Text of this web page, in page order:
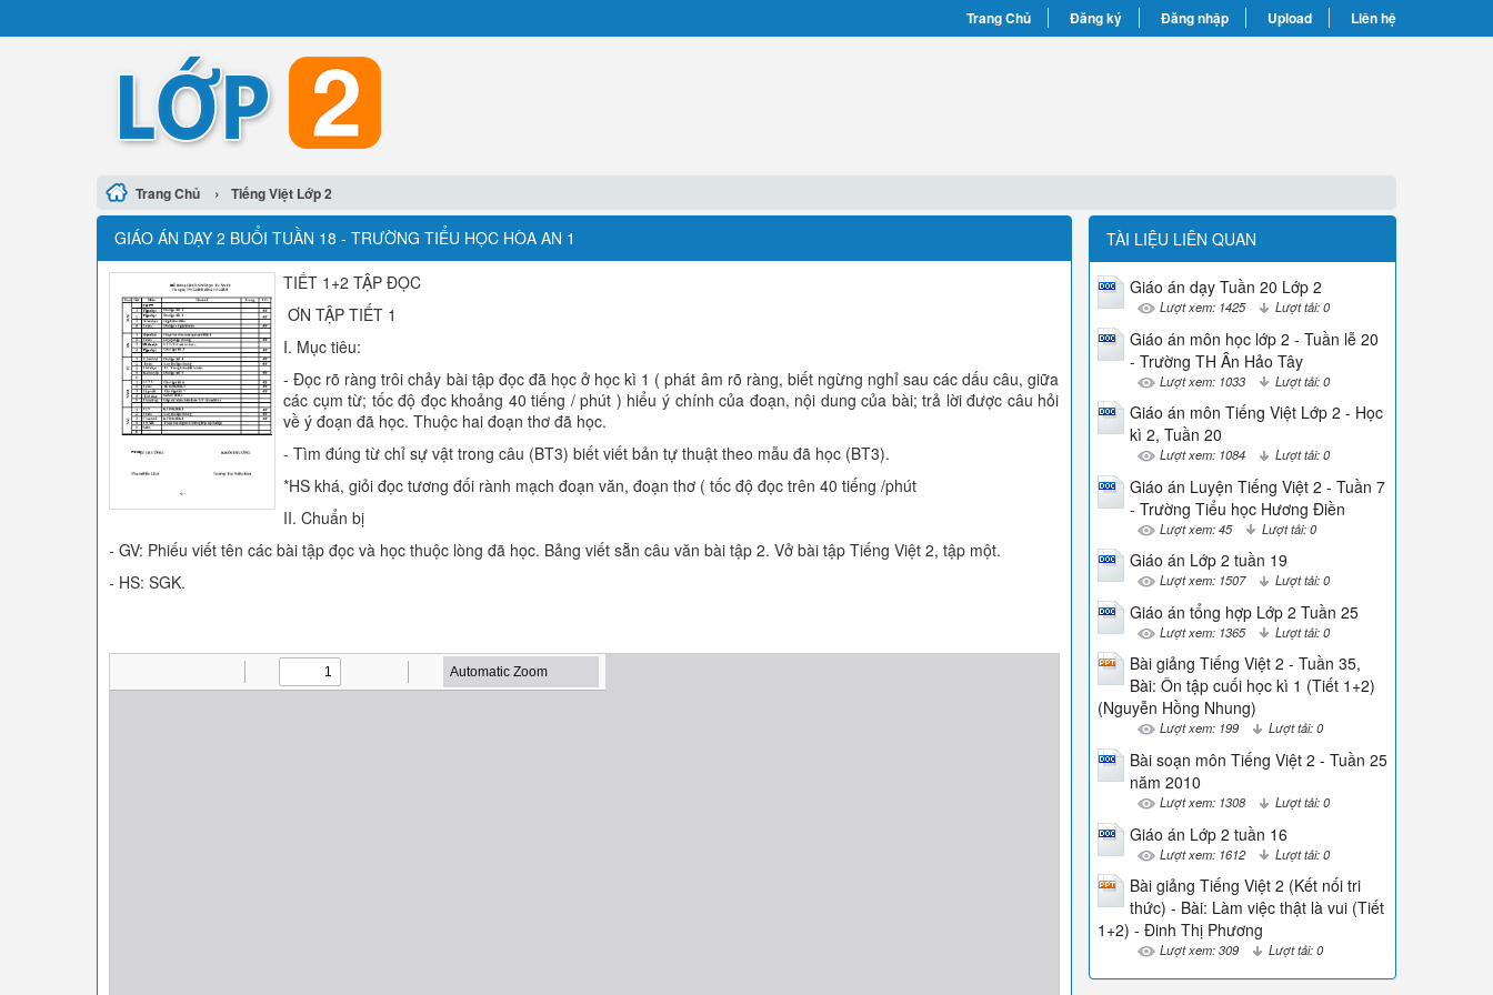
Trang Chủ Đăng ký Đăng nhập Upload Liên hệ
Trang Chủ › Tiếng Việt Lớp 2
GIÁO ÁN DẠY 2 BUỔI TUẦN 18 - TRƯỜNG TIỂU HỌC HÒA AN 1
TIẾT 1+2 TẬP ĐỌC
ƠN TẬP TIẾT 1
I. Mục tiêu:
- Đọc rõ ràng trôi chảy bài tập đọc đã học ở học kì 1 ( phát âm rõ ràng, biết ngừng nghỉ sau các dấu câu, giữa
các cụm từ; tốc độ đọc khoảng 40 tiếng / phút ) hiểu ý chính của đoạn, nội dung của bài; trả lời được câu hỏi
về ý đoạn đã học. Thuộc hai đoạn thơ đã học.
- Tìm đúng từ chỉ sự vật trong câu (BT3) biết viết bản tự thuật theo mẫu đã học (BT3).
*HS khá, giỏi đọc tương đối rành mạch đoạn văn, đoạn thơ ( tốc độ đọc trên 40 tiếng /phút
II. Chuẩn bị
- GV: Phiếu viết tên các bài tập đọc và học thuộc lòng đã học. Bảng viết sẵn câu văn bài tập 2. Vở bài tập Tiếng Việt 2, tập một.
- HS: SGK.
TÀI LIỆU LIÊN QUAN
Giáo án dạy Tuần 20 Lớp 2
Lượt xem: 1425 Lượt tải: 0
Giáo án môn học lớp 2 - Tuần lễ 20
- Trường TH Ân Hảo Tây
Lượt xem: 1033 Lượt tải: 0
Giáo án môn Tiếng Việt Lớp 2 - Học
kì 2, Tuần 20
Lượt xem: 1084 Lượt tải: 0
Giáo án Luyện Tiếng Việt 2 - Tuần 7
- Trường Tiểu học Hương Điền
Lượt xem: 45 Lượt tải: 0
Giáo án Lớp 2 tuần 19
Lượt xem: 1507 Lượt tải: 0
Giáo án tổng hợp Lớp 2 Tuần 25
Lượt xem: 1365 Lượt tải: 0
Bài giảng Tiếng Việt 2 - Tuần 35,
Bài: Ôn tập cuối học kì 1 (Tiết 1+2)
(Nguyễn Hồng Nhung)
Lượt xem: 199 Lượt tải: 0
Bài soạn môn Tiếng Việt 2 - Tuần 25
năm 2010
Lượt xem: 1308 Lượt tải: 0
Giáo án Lớp 2 tuần 16
Lượt xem: 1612 Lượt tải: 0
Bài giảng Tiếng Việt 2 (Kết nối tri
thức) - Bài: Làm việc thật là vui (Tiết
1+2) - Đinh Thị Phương
Lượt xem: 309 Lượt tải: 0